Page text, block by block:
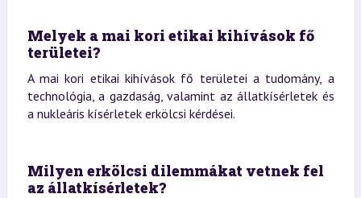
Melyek a mai kori etikai kihívások fő
területei?
A mai kori etikai kihívások fő területei a tudomány, a
technológia, a gazdaság, valamint az állatkísérletek és
a nukleáris kísérletek erkölcsi kérdései.
Milyen erkölcsi dilemmákat vetnek fel
az állatkísérletek?